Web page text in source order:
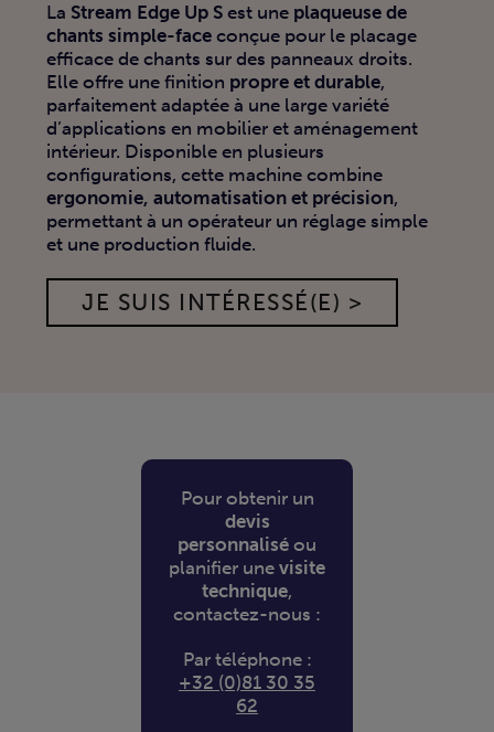
La Stream Edge Up Sest une plaqueuse de
chants simple-faceconçue pour le placage
efficace de chants sur des panneaux droits.
Elle offre une finition propre et durable,
parfaitement adaptée à une large variété
d’applications en mobilier et aménagement
intérieur. Disponible en plusieurs
configurations, cette machine combine
ergonomie, automatisation et précision,
permettant à un opérateur un réglage simple
et une production fluide.
JE SUIS INTÉRESSÉ(E) >
Pour obtenir un
devis
personnaliséou
planifier unevisite
technique,
contactez-nous :
Par téléphone :
+32 (0)81 30 35
62